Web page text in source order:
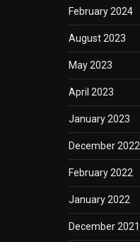
February 2024
August 2023
May 2023
April 2023
January 2023
December 2022
February 2022
January 2022
December 2021